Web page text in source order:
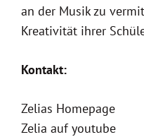
an der Musik zu
Kreativität ihrer
Kontakt:
Zelias Homepage
Zelia auf youtube